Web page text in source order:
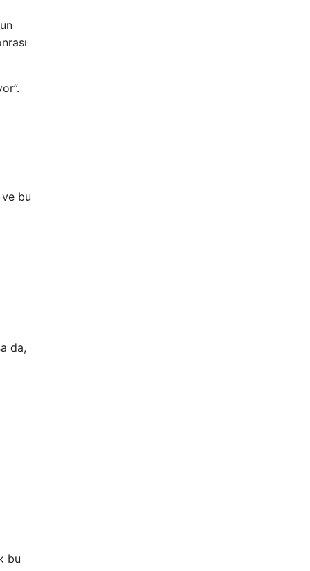
bu
da,
bu